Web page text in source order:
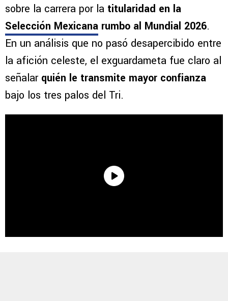
sobre la carrera por la titularidad en la
Selección Mexicana rumbo al Mundial 2026.
En un análisis que no pasó desapercibido entre
la afición celeste, el exguardameta fue claro al
señalar quién le transmite mayor confianza
bajo los tres palos del Tri.